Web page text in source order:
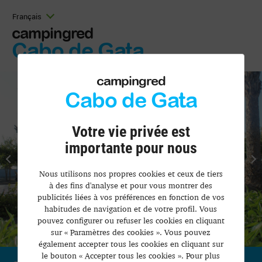
Français
campingred
Cabo de Gata
campingred
Cabo de Gata
Votre vie privée est
importante pour nous
Nous utilisons nos propres cookies et ceux de tiers
à des fins d'analyse et pour vous montrer des
publicités liées à vos préférences en fonction de vos
habitudes de navigation et de votre profil. Vous
pouvez configurer ou refuser les cookies en cliquant
sur « Paramètres des cookies ». Vous pouvez
également accepter tous les cookies en cliquant sur
le bouton « Accepter tous les cookies ». Pour plus